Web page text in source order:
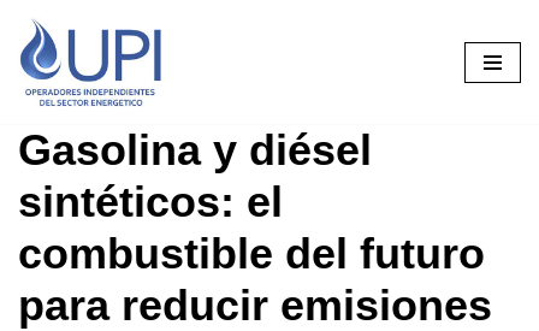
Saltar
al
Gasolina y diésel
sintéticos: el
combustible del futuro
para reducir emisiones